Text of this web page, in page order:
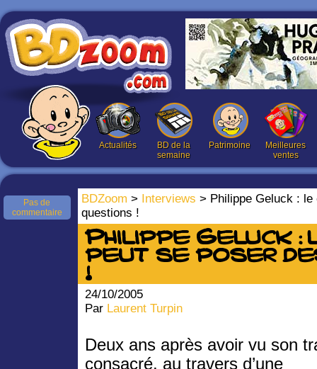
Actualités
BD de la
semaine
Patrimoine
Meilleures
ventes
BDZoom > Interviews > Philippe Geluck :
questions !
Pas de
commentaire
Philippe Geluck :
peut se poser
!
24/10/2005
Par Laurent Turpin
Deux ans après avoir vu son
consacré, au travers d’une